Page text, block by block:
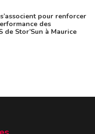
pour renforcer
des
de Stor’Sun à Maurice